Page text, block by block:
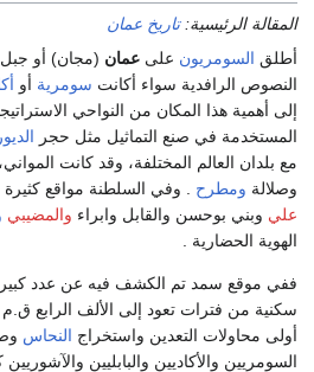
المقالة الرئيسية:تاريخ عمان
أطلق السومريون على عمان (مجان) أو
النصوص الرافدية سواء أكانت سومرية أو
إلى أهمية هذا المكان من النواحي
المستخدمة في صنع التماثيل مثل حجر
مع بلدان العالم المختلفة، وقد كانت
وصلالة ومطرح . وفي السلطنة مواقع كثيرة
علي وبني بوحسن والقابل وابراء والمضيبي
الهوية الحضارية .
ففي موقع سمد تم الكشف فيه عن عدد كبير
سكنية من فترات تعود إلى الألف الرابع
أولى محاولات التعدين واستخراج النحاس
السومريين والأكاديين والبابليين